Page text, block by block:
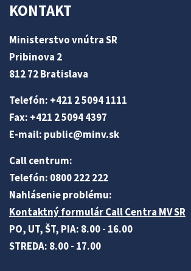
KONTAKT
Ministerstvo vnútra SR
Pribinova 2
812 72 Bratislava
Telefón: +421 2 5094 1111
Fax: +421 2 5094 4397
E-mail: public@minv.sk
Call centrum:
Telefón: 0800 222 222
Nahlásenie problému:
Kontaktný formulár Call Centra MV SR
PO, UT, ŠT, PIA: 8.00 - 16.00
STREDA: 8.00 - 17.00